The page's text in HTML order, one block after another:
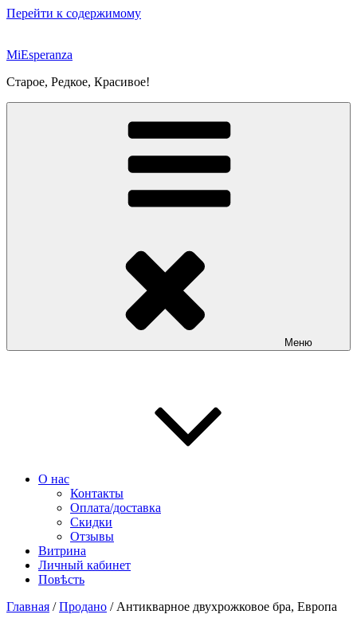
Перейти к содержимому
MiEsperanza
Старое, Редкое, Красивое!
Меню
О нас
Контакты
Оплата/доставка
Скидки
Отзывы
Витрина
Личный кабинет
Повѣсть
Главная /Продано / Антикварное двухрожковое бра, Европа